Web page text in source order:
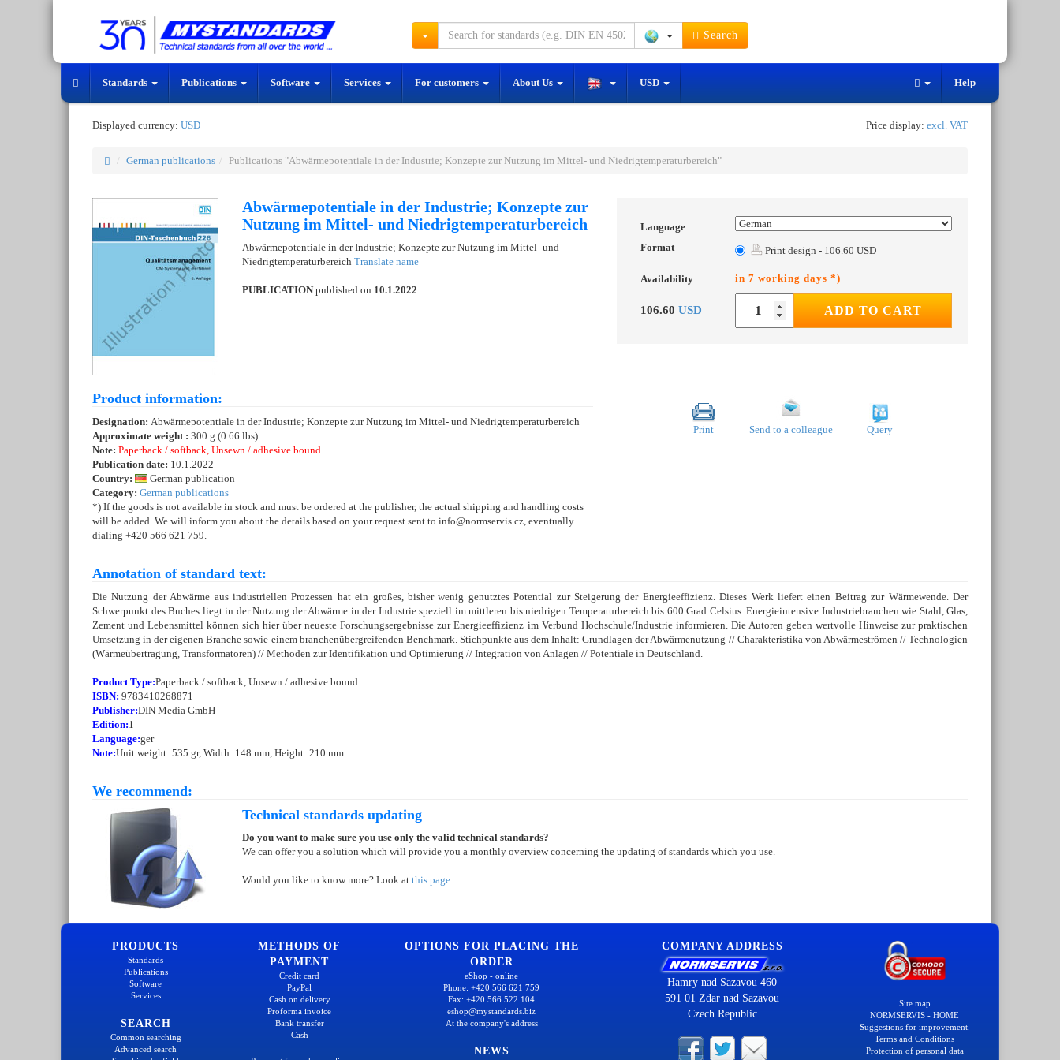
Search
Standards Publications Software Services For customers About Us USD Help
Displayed currency: USD Price display: excl. VAT
German publications Publications "Abwärmepotentiale in der Industrie; Konzepte zur Nutzung im Mittel- und Niedrigtemperaturbereich"
Abwärmepotentiale in der Industrie; Konzepte zur
Nutzung im Mittel- und Niedrigtemperaturbereich
Abwärmepotentiale in der Industrie; Konzepte zur Nutzung im Mittel- und
Niedrigtemperaturbereich Translate name
PUBLICATION published on 10.1.2022
Language
Format
Print design - 106.60 USD
Availability in 7 working days *)
106.60 USD ADD TO CART
Product information:
Designation: Abwärmepotentiale in der Industrie; Konzepte zur Nutzung im Mittel- und Niedrigtemperaturbereich
Approximate weight : 300 g (0.66 lbs)
Note: Paperback / softback, Unsewn / adhesive bound
Publication date: 10.1.2022
Country:
German publication
Category: German publications
*) If the goods is not available in stock and must be ordered at the publisher, the actual shipping and handling costs
will be added. We will inform you about the details based on your request sent to info@normservis.cz, eventually
dialing +420 566 621 759.
Print Send to a colleague Query
Annotation of standard text:
Die Nutzung der Abwärme aus industriellen Prozessen hat ein großes, bisher wenig genutztes Potential zur Steigerung der Energieeffizienz. Dieses Werk liefert einen Beitrag zur Wärmewende. Der
Schwerpunkt des Buches liegt in der Nutzung der Abwärme in der Industrie speziell im mittleren bis niedrigen Temperaturbereich bis 600 Grad Celsius. Energieintensive Industriebranchen wie Stahl, Glas,
Zement und Lebensmittel können sich hier über neueste Forschungsergebnisse zur Energieeffizienz im Verbund Hochschule/Industrie informieren. Die Autoren geben wertvolle Hinweise zur praktischen
Umsetzung in der eigenen Branche sowie einem branchenübergreifenden Benchmark. Stichpunkte aus dem Inhalt: Grundlagen der Abwärmenutzung // Charakteristika von Abwärmeströmen // Technologien
(Wärmeübertragung, Transformatoren) // Methoden zur Identifikation und Optimierung // Integration von Anlagen // Potentiale in Deutschland.
Product Type:Paperback / softback, Unsewn / adhesive bound
ISBN: 9783410268871
Publisher:DIN Media GmbH
Edition:1
Language:ger
Note:Unit weight: 535 gr, Width: 148 mm, Height: 210 mm
We recommend:
Technical standards updating
Do you want to make sure you use only the valid technical standards?
We can offer you a solution which will provide you a monthly overview concerning the updating of standards which you use.
Would you like to know more? Look at this page.
PRODUCTS
Standards
Publications
Software
Services
SEARCH
Common searching
Advanced search
METHODS OF
PAYMENT
Credit card
PayPal
Cash on delivery
Proforma invoice
Bank transfer
Cash
OPTIONS FOR PLACING THE
ORDER
eShop - online
Phone: +420 566 621 759
Fax: +420 566 522 104
eshop@mystandards.biz
At the company's address
NEWS
COMPANY ADDRESS
Hamry nad Sazavou 460
591 01 Zdar nad Sazavou
Czech Republic
Site map
NORMSERVIS - HOME
Suggestions for improvement.
Terms and Conditions
Protection of personal data